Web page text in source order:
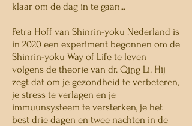
klaar om de dag in te gaan...
Petra Hoff van Shinrin-yoku Nederland is
in 2020 een experiment begonnen om de
Shinrin-yoku Way of Life te leven
volgens de theorie van dr. Qing Li. Hij
zegt dat om je gezondheid te verbeteren,
je stress te verlagen en je
immuunsysteem te versterken, je het
best drie dagen en twee nachten in de